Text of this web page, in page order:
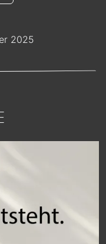
2025